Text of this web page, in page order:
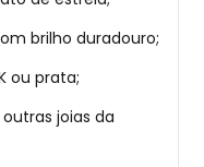
brilho duradouro;
ou prata;
joias da